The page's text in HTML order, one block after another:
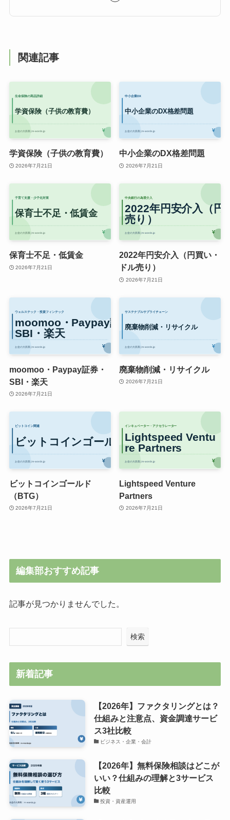
関連記事
学資保険（子供の教育費）
2026年7月21日
中小企業のDX格差問題
2026年7月21日
保育士不足・低賃金
2026年7月21日
2022年円安介入（円買い・
ドル売り）
2026年7月21日
moomoo・Paypay証券・
SBI・楽天
2026年7月21日
廃棄物削減・リサイクル
2026年7月21日
ビットコインゴールド
（BTG）
2026年7月21日
Lightspeed Venture
Partners
2026年7月21日
編集部おすすめ記事
記事が見つかりませんでした。
検索
新着記事
【2026年】ファクタリングとは？
仕組みと注意点、資金調達サービ
ス3社比較
ビジネス・企業・会計
【2026年】無料保険相談はどこが
いい？仕組みの理解と3サービス
比較
投資・資産運用